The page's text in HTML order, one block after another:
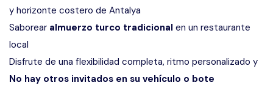
y horizonte costero de Antalya
Saborear almuerzo turco tradicional en un restaurante
local
Disfrute de una flexibilidad completa, ritmo personalizado y
No hay otros invitados en su vehículo o bote